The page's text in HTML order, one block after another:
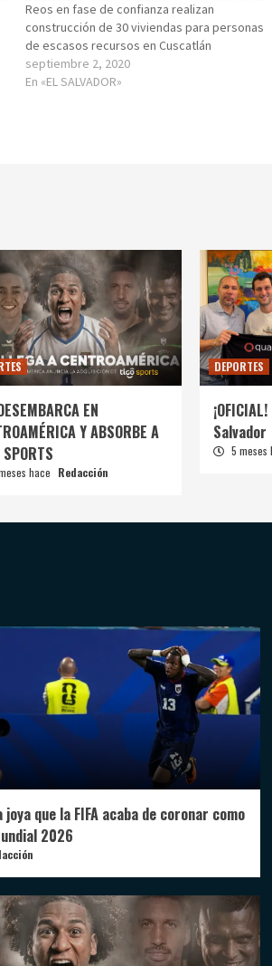
Reos en fase de confianza realizan
construcción de 30 viviendas para personas
de escasos recursos en Cuscatlán
septiembre 2, 2020
En «EL SALVADOR»
EN
Y ABSORBE A
hace Redacción
DEPORTES
Salvador
5
joya que la FIFA acaba de coronar como
2026